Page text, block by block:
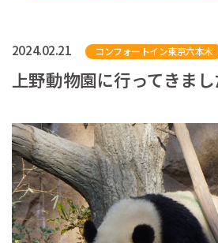
2024.02.21 コンフォートイン東京六本木
上野動物園に行ってきまし